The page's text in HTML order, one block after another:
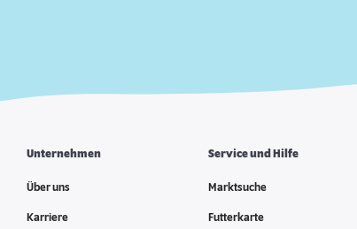
Unternehmen
Über uns
Karriere
Service und Hilfe
Marktsuche
Futterkarte